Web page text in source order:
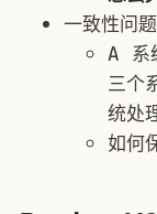
一致性问题
A 系
三个
统处
如何